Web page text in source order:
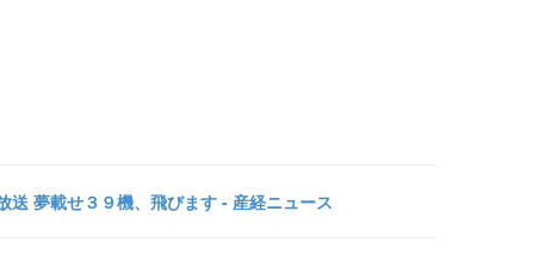
送 夢載せ３９機、飛びます - 産経ニュース